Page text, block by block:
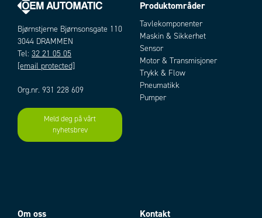
Bjørnstjerne Bjørnsonsgate 110
3044 DRAMMEN
Tel: 32 21 05 05
[email protected]
Org.nr. 931 228 609
Meld deg på vårt
nyhetsbrev
Produktområder
Tavlekomponenter
Maskin & Sikkerhet
Sensor
Motor & Transmisjoner
Trykk & Flow
Pneumatikk
Pumper
Om oss Kontakt